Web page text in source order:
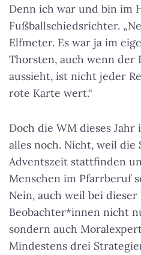
Denn ich war und bin im
Fußballschiedsrichter.
Elfmeter. Es war ja im
Thorsten, auch wenn der
aussieht, ist nicht jeder
rote Karte wert.“
Doch die WM dieses
alles noch. Nicht, weil die
Adventszeit stattfinden
Menschen im Pfarrberuf
Nein, auch weil bei dieser
Beobachter*innen nicht
sondern auch
Mindestens drei